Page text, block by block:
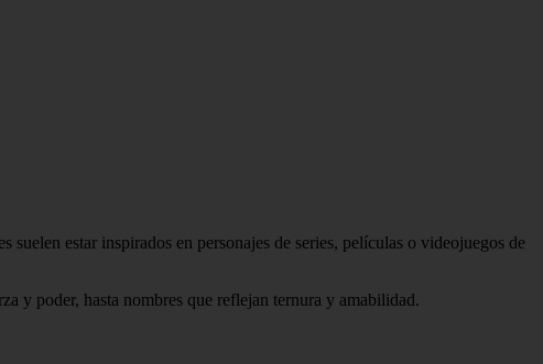
estar inspirados en personajes de series, películas o videojuegos de
y poder, hasta nombres que reflejan ternura y amabilidad.